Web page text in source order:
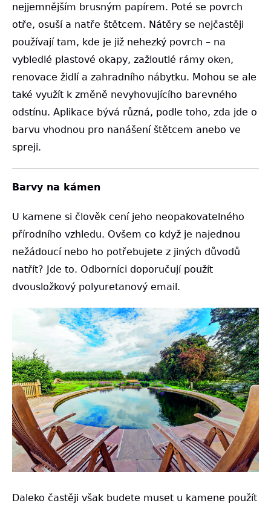
nejjemnějším brusným papírem. Poté se povrch
otře, osuší a natře štětcem. Nátěry se nejčastěji
používají tam, kde je již nehezký povrch – na
vybledlé plastové okapy, zažloutlé rámy oken,
renovace židlí a zahradního nábytku. Mohou se ale
také využít k změně nevyhovujícího barevného
odstínu. Aplikace bývá různá, podle toho, zda jde o
barvu vhodnou pro nanášení štětcem anebo ve
spreji.
Barvy na kámen
U kamene si člověk cení jeho neopakovatelného
přírodního vzhledu. Ovšem co když je najednou
nežádoucí nebo ho potřebujete z jiných důvodů
natřít? Jde to. Odborníci doporučují použít
dvousložkový polyuretanový email.
Daleko častěji však budete muset u kamene použít